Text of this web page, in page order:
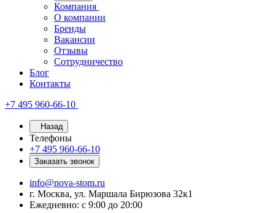
Компания
О компании
Бренды
Вакансии
Отзывы
Сотрудничество
Блог
Контакты
+7 495 960-66-10
Назад
Телефоны
+7 495 960-66-10
Заказать звонок
info@nova-stom.ru
г. Москва, ул. Маршала Бирюзова 32к1
Ежедневно: с 9:00 до 20:00